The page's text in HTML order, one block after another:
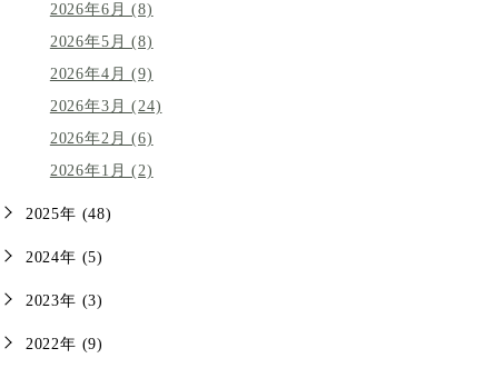
2026年6月 (8)
2026年5月 (8)
2026年4月 (9)
2026年3月 (24)
2026年2月 (6)
2026年1月 (2)
2025年 (48)
2024年 (5)
2023年 (3)
2022年 (9)